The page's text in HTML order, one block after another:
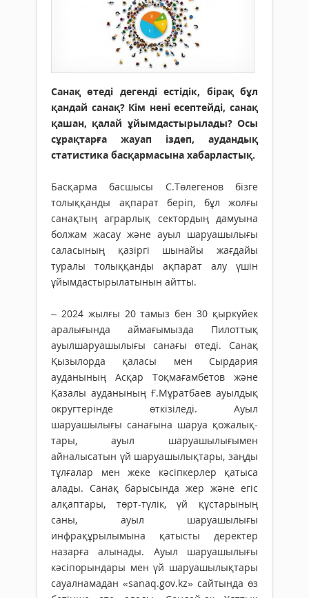
Санақ өтеді дегенді естідік, бірақ бұл
қандай санақ? Кім нені есептейді, са­нақ
қашан, қа­лай ұйымдас­ты­ры­лады? Осы
сұрақ­тарға жауап іздеп, аудан­дық
статис­тика басқармасына ха­барластық.
Басқарма басшысы С.Төлегенов бізге
толық­қанды ақпарат беріп, бұл жолғы
санақтың аграрлық сектордың дамуына
бол­жам жасау және ауыл шаруашылығы
сала­­сы­ның қазіргі шынайы жағдайы
туралы толыққанды ақпарат алу үшін
ұйым­дастырылатынын айтты.
– 2024 жылғы 20 тамыз бен 30 қыркүйек
аралығында аймағымызда Пилоттық
ауыл­шаруашылығы санағы өтеді. Санақ
Қызылорда қаласы мен Сырдария
ауданының Асқар Тоқ­мағамбетов және
Қазалы ауданының Ғ.Мұрат­баев ауылдық
округтерінде өткізіледі. Ауыл
шаруашылығы санағына шаруа қожалық­
тары, ауыл шаруашылығымен
айналысатын үй шаруа­шылықтары, заңды
тұлғалар мен жеке кәсіпкерлер қатыса
алады. Санақ барысында жер және егіс
алқаптары, төрт-түлік, үй құстарының
саны, ауыл шаруашылығы
инфрақұрылымына қатыс­ты деректер
назарға алынады. Ауыл шаруа­шылығы
кәсіп­орындары мен үй шаруа­­шы­лық­тары
сауалнамадан «sanaq.gov.kz» сайтында өз